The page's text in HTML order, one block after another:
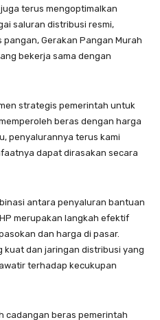
terus mengoptimalkan
saluran distribusi resmi,
Gerakan Pangan Murah
bekerja sama dengan
strategis pemerintah untuk
beras dengan harga
penyalurannya terus kami
dapat dirasakan secara
antara penyaluran bantuan
merupakan langkah efektif
dan harga di pasar.
dan jaringan distribusi yang
terhadap kecukupan
cadangan beras pemerintah